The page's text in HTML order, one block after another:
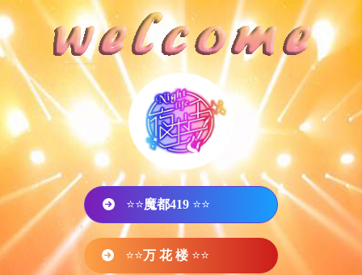
⭐⭐魔都419 ⭐⭐
⭐⭐万 花 楼 ⭐⭐